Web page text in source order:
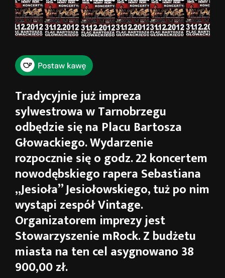
Tradycyjnie już impreza
sylwestrowa w Tarnobrzegu
odbędzie się na Placu Bartosza
Głowackiego. Wydarzenie
rozpocznie się o godz. 22 koncertem
nowodębskiego rapera Sebastiana
„Jesioła” Jesiołowskiego, tuż po nim
wystąpi zespół Vintage.
Organizatorem imprezy jest
Stowarzyszenie mRock. Z budżetu
miasta na ten cel asygnowano 38
900,00 zł.